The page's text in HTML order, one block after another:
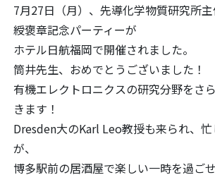
7月27日（月）、先導化学物質研究所
綬褒章記念パーティーが
ホテル日航福岡で開催されました。
筒井先生、おめでとうございました！
有機エレクトロニクスの研究分野をさ
きます！
Dresden大のKarl Leo教授も来られ、
が、
博多駅前の居酒屋で楽しい一時を過ごせ